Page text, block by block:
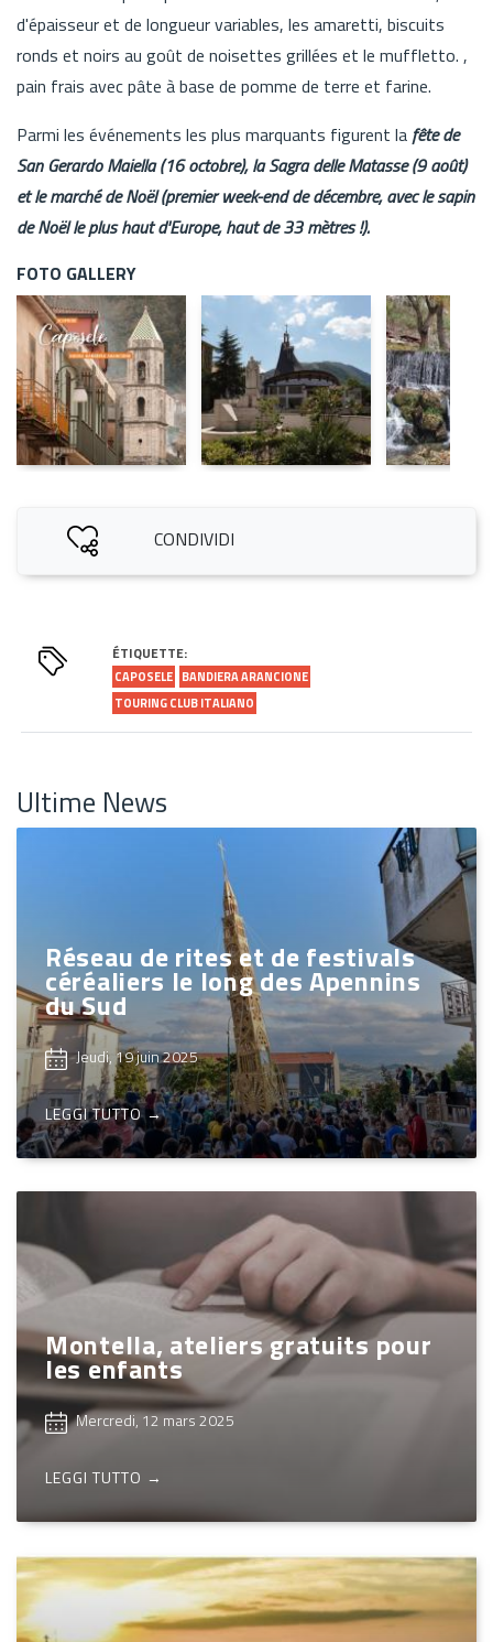
d'épaisseur et de longueur variables, les amaretti, biscuits
ronds et noirs au goût de noisettes grillées et le muffletto. ,
pain frais avec pâte à base de pomme de terre et farine.
Parmi les événements les plus marquants figurent la fête de
San Gerardo Maiella (16 octobre), la Sagra delle Matasse (9 août)
et le marché de Noël (premier week-end de décembre, avec le sapin
de Noël le plus haut d'Europe, haut de 33 mètres !).
FOTO GALLERY
CONDIVIDI
ÉTIQUETTE:
CAPOSELE BANDIERA ARANCIONE
TOURING CLUB ITALIANO
Ultime News
Réseau de rites et de festivals
céréaliers le long des Apennins
du Sud
Jeudi, 19 juin 2025
LEGGI TUTTO →
Montella, ateliers gratuits pour
les enfants
Mercredi, 12 mars 2025
LEGGI TUTTO →